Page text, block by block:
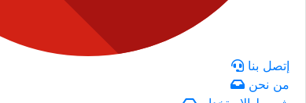
إتصل بنا
من نحن